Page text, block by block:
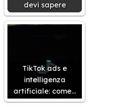
devi sapere
TikTok ads e
intelligenza
artificiale: come…